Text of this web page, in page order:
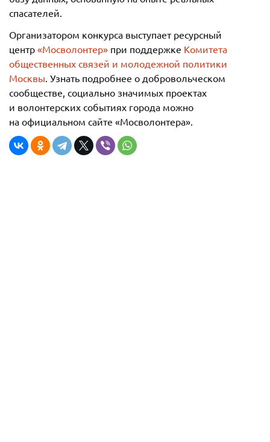
спасателей.
Организатором конкурса выступает ресурсный
центр «Мосволонтер» при поддержке Комитета
общественных связей и молодежной политики
Москвы. Узнать подробнее о добровольческом
сообществе, социально значимых проектах
и волонтерских событиях города можно
на официальном сайте «Мосволонтера».